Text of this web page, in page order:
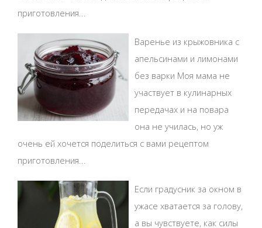
приготовления...
Варенье из крыжовника с
апельсинами и лимонами
без варки Моя мама не
участвует в кулинарных
передачах и на повара
она не училась, но уж
очень ей хочется поделиться с вами рецептом
приготовления...
Если градусник за окном в
ужасе хватается за голову,
а вы чувствуете, как силы